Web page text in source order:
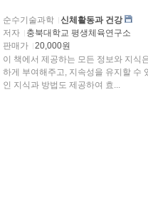
순수기술과학
신체활동과 건강
저자
충북대학교 평생체육연구소
판매가
20,000원
이 책에서 제공하는 모든 정보와 지식
하게 부여해주고, 지속성을 유지할 수
인 지식과 방법도 제공하여 효...